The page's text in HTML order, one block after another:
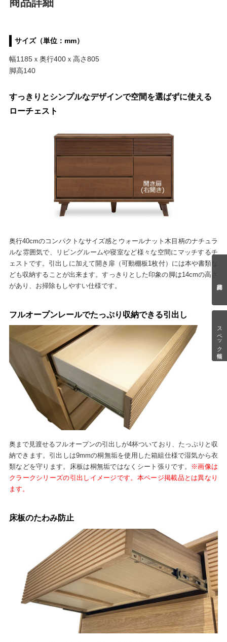
スペック情報
サイズ（単位：mm）
幅1185ｘ奥行400ｘ高さ805
脚高140
すっきりとシンプルなデザインで空間を選ばずに使える
ローチェスト
奥行40cmのコンパクトなサイズ感とウォールナット木目柄のナチュラ
ルな雰囲気で、リビングルームや寝室など様々な空間にマッチするチ
ェストです。引出しに加えて開き扉（可動棚板1枚付）には本や書類な
ども収納することが出来ます。すっきりとした印象の脚は14cmの高さ
があり、お掃除もしやすい仕様です。
フルオープンレールでたっぷり収納できる引出し
奥まで見渡せるフルオープンの引出しが4杯ついており、たっぷりと収
納できます。引出しは9mmの桐無垢を使用した箱組仕様で湿気から衣
類などを守ります。床板は桐無垢ではなくシート張りです。
※画像は
クラークシリーズの引出しイメージです。本ページ掲載品とは異なり
ます。
床板のたわみ防止